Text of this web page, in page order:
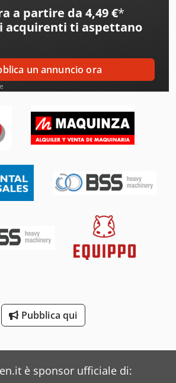
a partire da 4,49 €*
acquirenti ti aspettano
un annuncio ora
Pubblica qui
è sponsor ufficiale di: